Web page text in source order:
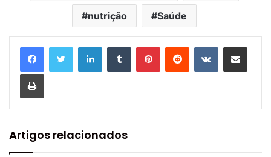
nutrição Saúde
Artigos relacionados